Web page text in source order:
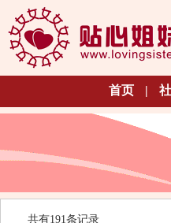
首页 |
共有191条记录